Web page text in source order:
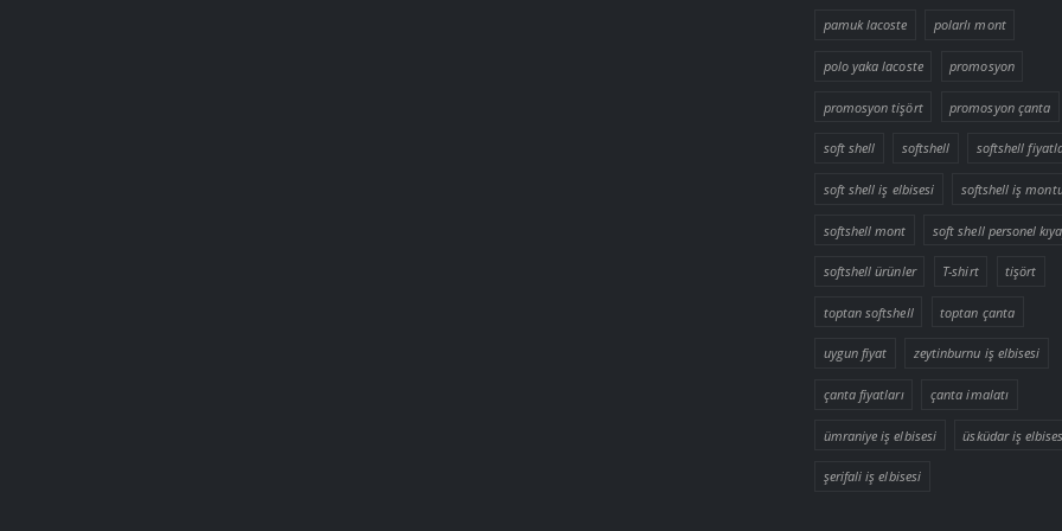
pamuk lacoste polarlı mont
polo yaka lacoste promosyon
promosyon tişört promosyon çanta
soft shell softshell softshell
soft shell iş elbisesi softshell iş
softshell mont soft shell personel
softshell ürünler T-shirt tişört
toptan softshell toptan çanta
uygun fiyat zeytinburnu iş elbisesi
çanta fiyatları çanta imalatı
ümraniye iş elbisesi üsküdar iş
şerifali iş elbisesi